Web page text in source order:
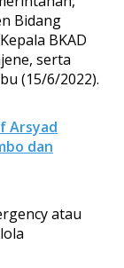
Bidang
BKAD
serta
(15/6/2022).
Arsyad
dan
atau